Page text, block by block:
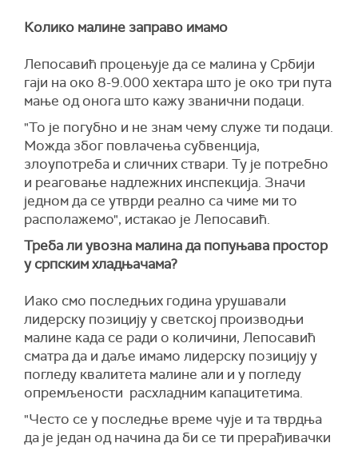
Колико малине заправо имамо
Лепосавић процењује да се малина у Србији
гаји на око 8-9.000 хектара што је око три пута
мање од онога што кажу званични подаци.
"То је погубно и не знам чему служе ти подаци.
Можда због повлачења субвенција,
злоупотреба и сличних ствари. Ту је потребно
и реаговање надлежних инспекција. Значи
једном да се утврди реално са чиме ми то
располажемо", истакао је Лепосавић.
Треба ли увозна малина да попуњава простор
у српским хладњачама?
Иако смо последњих година урушавали
лидерску позицију у светској производњи
малине када се ради о количини, Лепосавић
сматра да и даље имамо лидерску позицију у
погледу квалитета малине али и у погледу
опремљености расхладним капацитетима.
"Често се у последње време чује и та тврдња
да је један од начина да би се ти прерађивачки